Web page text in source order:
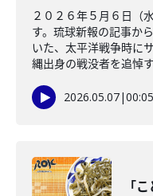
２０２６年５月６日（
す。琉球新報の記事か
いた、太平洋戦争時に
縄出身の戦没者を追悼
2026.05.07|
「